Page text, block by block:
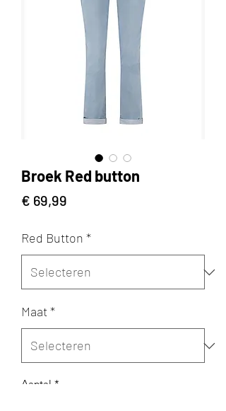
Broek Red button
€ 69,99
Red Button *
Maat*
Aantal *